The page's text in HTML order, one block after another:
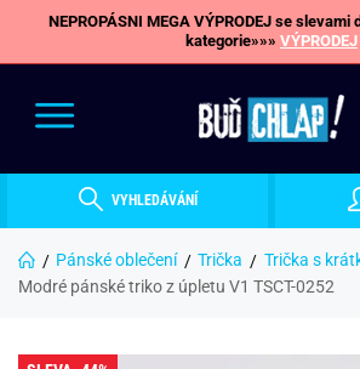
NEPROPÁSNI MEGA VÝPRODEJ se slevami
kategorie»»» VÝPRODEJ
VYHLEDÁVÁNÍ
Pánské oblečení Trička
Trička s
Modré pánské triko z úpletu V1 TSCT-0252